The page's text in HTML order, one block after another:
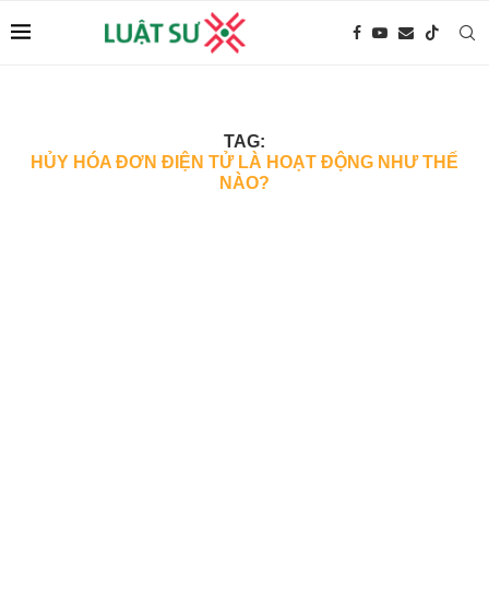
TAG:
HỦY HÓA ĐƠN ĐIỆN TỬ LÀ HOẠT ĐỘNG NHƯ THẾ
NÀO?